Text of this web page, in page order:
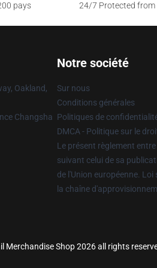
pays
24/7 Protected from
Oakland,
Changsha
Notre société
Sur nous
Conditions générales
Politiques de
DMCA - Politique sur le
Le présent règlement
suivant celui de sa
de l'Union européenne.
la chaîne
Merchandise Shop 2026 all rights